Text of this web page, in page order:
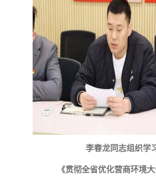
李春龙同志组织学
《贯彻全省优化营商环境大